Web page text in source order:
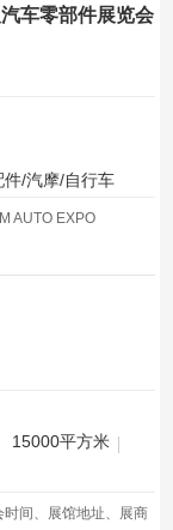
车零部件展览会
件/汽摩/自行车
AUTO EXPO
15000平方米
间、展馆地址、展商